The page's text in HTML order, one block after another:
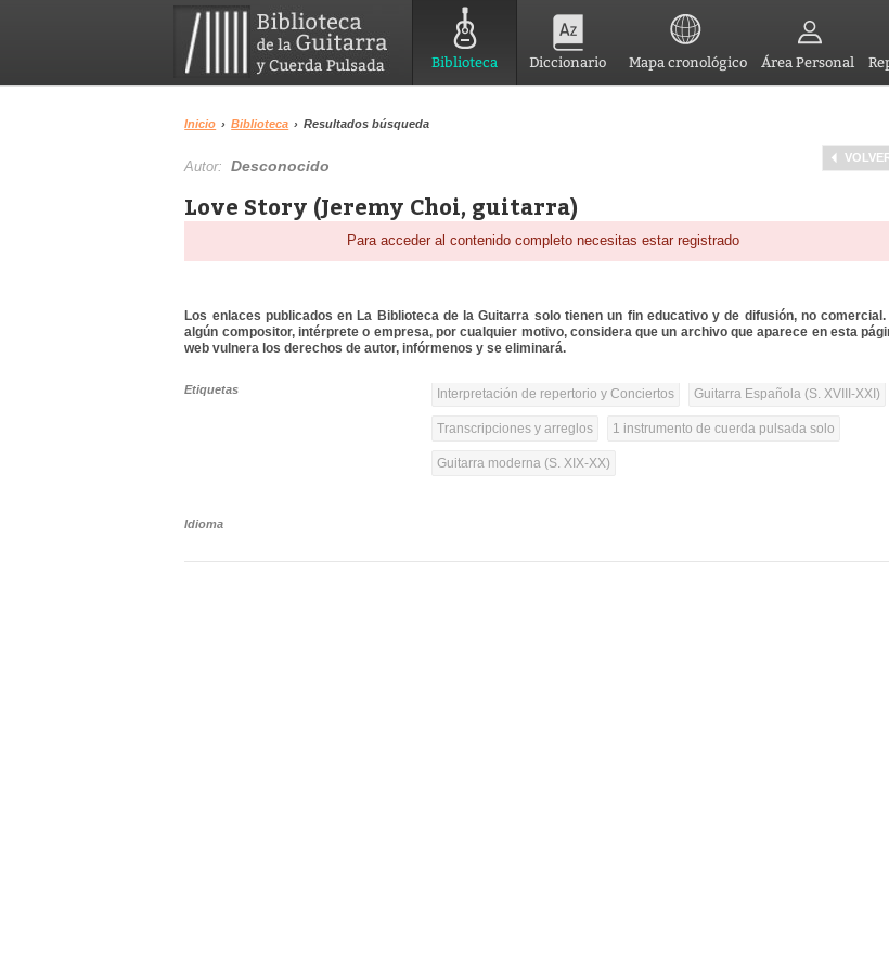
Biblioteca Diccionario Mapa cronológico Área Personal
Inicio › Biblioteca › Resultados búsqueda
Autor:Desconocido
Love Story (Jeremy Choi, guitarra)
Para acceder al contenido completo necesitas estar registrado
Los enlaces publicados en La Biblioteca de la Guitarra solo tienen un fin educativo y de difusión, no comercial.
algún compositor, intérprete o empresa, por cualquier motivo, considera que un archivo que aparece en esta
web vulnera los derechos de autor, infórmenos y se eliminará.
Etiquetas Interpretación de repertorio y Conciertos Guitarra Española (S. XVIII-XXI)
Transcripciones y arreglos 1 instrumento de cuerda pulsada solo
Guitarra moderna (S. XIX-XX)
Idioma